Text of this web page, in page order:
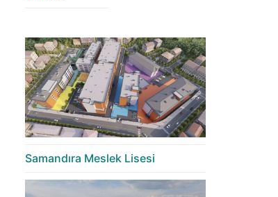
Samandıra Meslek Lisesi